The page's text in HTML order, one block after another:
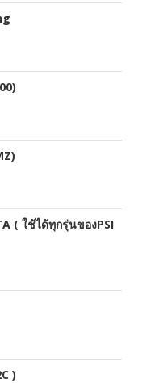
( ใช้ได้ทุกรุ่นของPSI
)